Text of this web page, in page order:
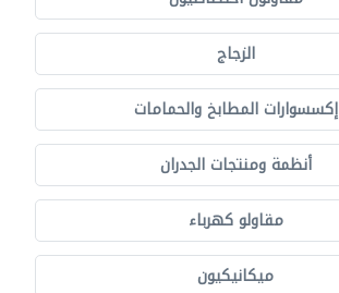
الزجاج
إكسسوارات المطابخ والحمامات
أنظمة ومنتجات الجدران
مقاولو كهرباء
ميكانيكيون